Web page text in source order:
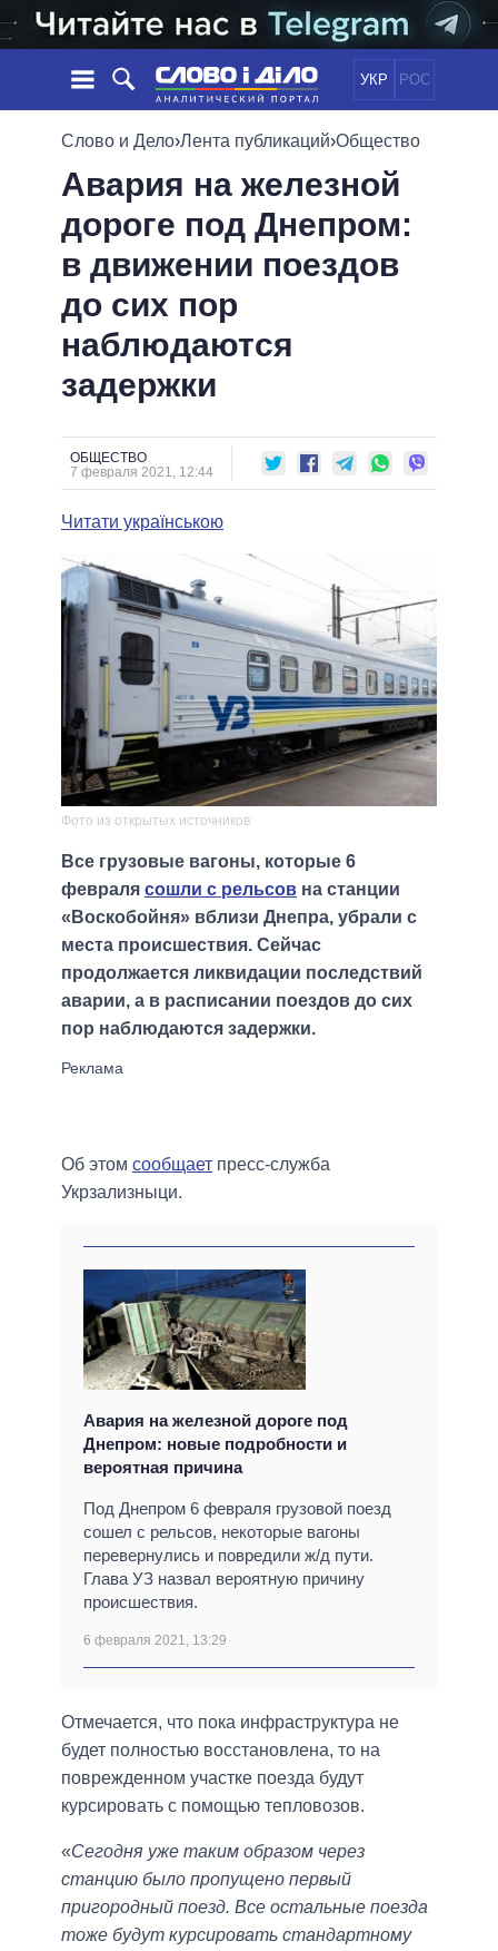
УКР РОС
НОВОСТИ
ЛЕНТА
СОБЫТИЯ
СТАТЬИ
МНЕНИЯ
ОБЗОРЫ
ДАЙДЖЕСТЫ
ПОЛИТИКА
ЭКОНОМИКА
ОБЩЕСТВО
ОБЕЩАНИЯ
ПОЛИТИКИ
ВСЕ ПОЛИТИКИ
ПРЕЗИДЕНТ И ОФИС
ВЕРХОВНАЯ РАДА
КАБИНЕТ МИНИСТРОВ
МЭРЫ
ВСЕ ПЕРСОНЫ
ВИДЕО
ПОДДЕРЖАТЬ
СРАВНЕНИЕ ПОЛИТИКОВ
Слово и Дело›Лента публикаций›Общество
Авария на железной
дороге под Днепром:
в движении поездов
до сих пор
наблюдаются
задержки
ОБЩЕСТВО
7 февраля 2021, 12:44
Читати українською
Фото из открытых источников
Все грузовые вагоны, которые 6
февраля сошли с рельсов на станции
«Воскобойня» вблизи Днепра, убрали с
места происшествия. Сейчас
продолжается ликвидации последствий
аварии, а в расписании поездов до сих
пор наблюдаются задержки.
Об этом сообщает пресс-служба
Укрзализныци.
Авария на железной дороге под
Днепром: новые подробности и
вероятная причина
Под Днепром 6 февраля грузовой поезд
сошел с рельсов, некоторые вагоны
перевернулись и повредили ж/д пути.
Глава УЗ назвал вероятную причину
происшествия.
6 февраля 2021, 13:29
Отмечается, что пока инфраструктура не
будет полностью восстановлена, то на
поврежденном участке поезда будут
курсировать с помощью тепловозов.
«Сегодня уже таким образом через
станцию было пропущено первый
пригородный поезд. Все остальные поезда
тоже будут курсировать стандартному